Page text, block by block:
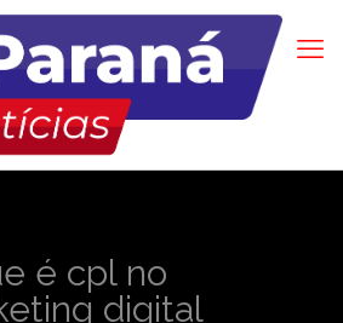
é cpl no
digital